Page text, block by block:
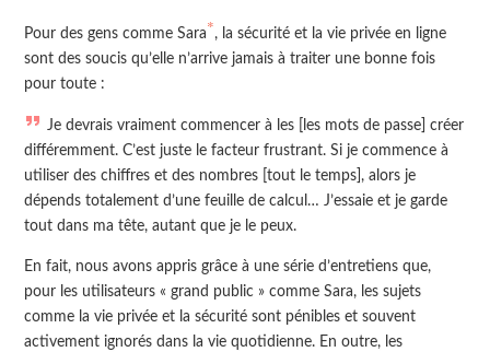
Pour des gens comme Sara*, la sécurité et la vie privée en ligne
sont des soucis qu’elle n’arrive jamais à traiter une bonne fois
pour toute :
Je devrais vraiment commencer à les [les mots de passe] créer
différemment. C’est juste le facteur frustrant. Si je commence à
utiliser des chiffres et des nombres [tout le temps], alors je
dépends totalement d’une feuille de calcul… J’essaie et je garde
tout dans ma tête, autant que je le peux.
En fait, nous avons appris grâce à une série d’entretiens que,
pour les utilisateurs « grand public » comme Sara, les sujets
comme la vie privée et la sécurité sont pénibles et souvent
activement ignorés dans la vie quotidienne. En outre, les